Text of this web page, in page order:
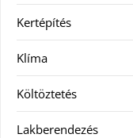
Kertépítés
Klíma
Költöztetés
Lakberendezés